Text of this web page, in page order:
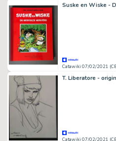
Catawiki 07/02/2021
T. Liberatore -
Catawiki 07/02/2021